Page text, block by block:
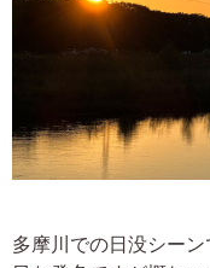
多摩川での日没シー